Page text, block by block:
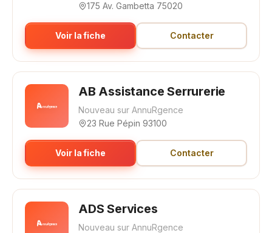
175 Av. Gambetta 75020
Voir la fiche Contacter
AB Assistance Serrurerie
Nouveau sur AnnuRgence
23 Rue Pépin 93100
Voir la fiche Contacter
ADS Services
Nouveau sur AnnuRgence